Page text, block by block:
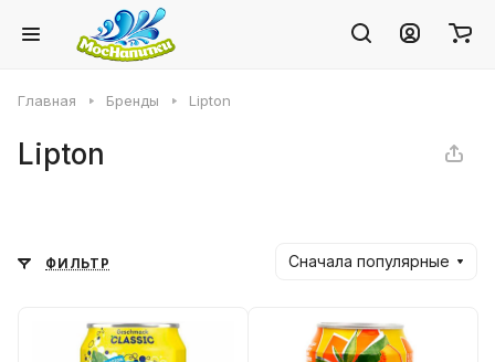
Главная Бренды Lipton
Lipton
ФИЛЬТР Сначала популярные